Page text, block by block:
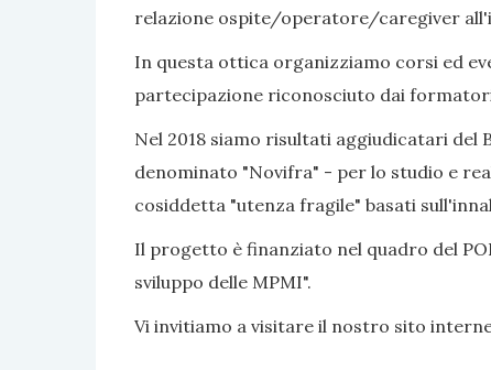
relazione ospite/operatore/caregiver
In questa ottica organizziamo corsi ed
partecipazione riconosciuto dai
Nel 2018 siamo risultati aggiudicatari del
denominato "Novifra" - per lo studio e
cosiddetta "utenza fragile" basati
Il progetto è finanziato nel quadro del
sviluppo delle MPMI".
Vi invitiamo a visitare il nostro sito